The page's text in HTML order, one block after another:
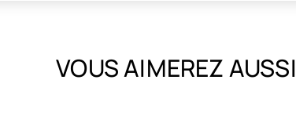
VOUS AIMEREZ AUSSI